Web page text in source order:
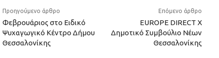
Προηγούμενο άρθρο
Φεβρουάριος στο Ειδικό
Ψυχαγωγικό Κέντρο Δήμου
Θεσσαλονίκης
Επόμενο άρθρο
EUROPE DIRECT X
Δημοτικό Συμβούλιο Νέων
Θεσσαλονίκης